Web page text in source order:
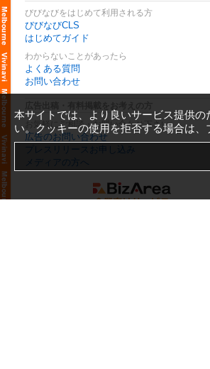
びびなびをはじめて利用される方
びびなびCLS
はじめてガイド
わからないことがあったら
よくある質問
お問い合わせ
お気軽にご相談・お問い合わせ下さい
広告のお問い合わせ
プレスリリースお申し込み
メディアの方へ
本サイトでは、より良いサービス提供
い。クッキーの使用を拒否する場合は、